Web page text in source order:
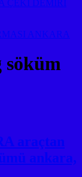
ÇEKİ DEMİRİ
söküm
araçtan
ankara,